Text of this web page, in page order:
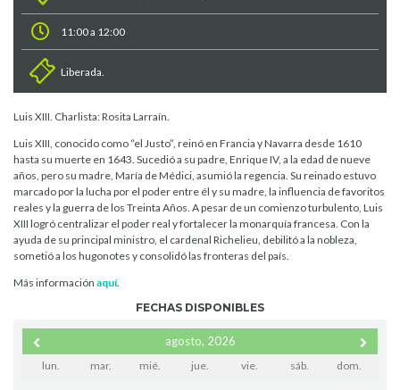
11:00 a 12:00
Liberada.
Luis XIII. Charlista: Rosita Larraín.
Luis XIII, conocido como “el Justo”, reinó en Francia y Navarra desde 1610
hasta su muerte en 1643. Sucedió a su padre, Enrique IV, a la edad de nueve
años, pero su madre, María de Médici, asumió la regencia. Su reinado estuvo
marcado por la lucha por el poder entre él y su madre, la influencia de favoritos
reales y la guerra de los Treinta Años. A pesar de un comienzo turbulento, Luis
XIII logró centralizar el poder real y fortalecer la monarquía francesa. Con la
ayuda de su principal ministro, el cardenal Richelieu, debilitó a la nobleza,
sometió a los hugonotes y consolidó las fronteras del país.
Más información aquí.
FECHAS DISPONIBLES
agosto, 2026
lun. mar. mié. jue. vie. sáb. dom.